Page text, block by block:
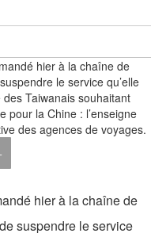
hier à la chaîne de
suspendre le service